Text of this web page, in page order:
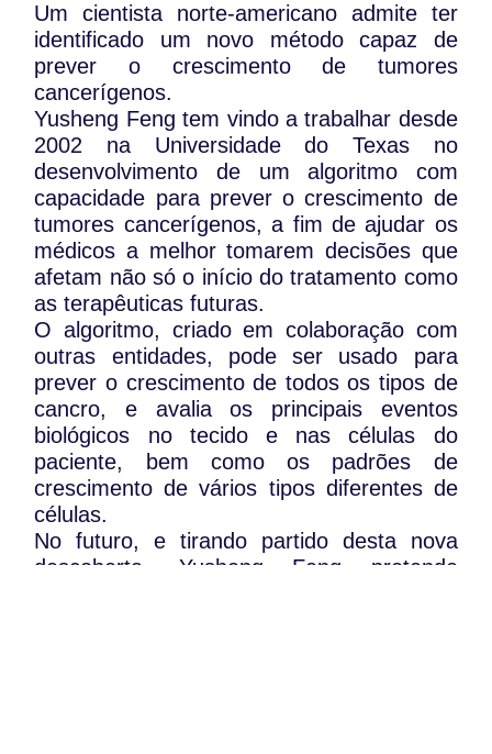
Um cientista norte-americano admite ter
identificado um novo método capaz de
prever o crescimento de tumores
cancerígenos.
Yusheng Feng tem vindo a trabalhar desde
2002 na Universidade do Texas no
desenvolvimento de um algoritmo com
capacidade para prever o crescimento de
tumores cancerígenos, a fim de ajudar os
médicos a melhor tomarem decisões que
afetam não só o início do tratamento como
as terapêuticas futuras.
O algoritmo, criado em colaboração com
outras entidades, pode ser usado para
prever o crescimento de todos os tipos de
cancro, e avalia os principais eventos
biológicos no tecido e nas células do
paciente, bem como os padrões de
crescimento de vários tipos diferentes de
células.
No futuro, e tirando partido desta nova
descoberta, Yusheng Feng pretende